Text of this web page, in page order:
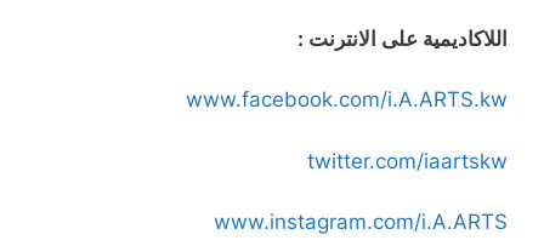
اللاكاديمية على الانترنت :
www.facebook.com/i.A.ARTS.kw
twitter.com/iaartskw
www.instagram.com/i.A.ARTS